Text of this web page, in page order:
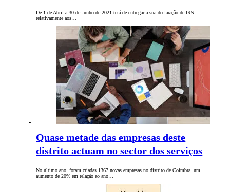
De 1 de Abril a 30 de Junho de 2021 terá de entregar a sua declaração de IRS
relativamente aos…
Quase metade das empresas deste
distrito actuam no sector dos serviços
No último ano, foram criadas 1367 novas empresas no distrito de Coimbra, um
aumento de 20% em relação ao ano…